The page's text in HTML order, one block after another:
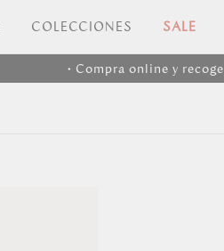
COLECCIONES SALE
• Compra online y